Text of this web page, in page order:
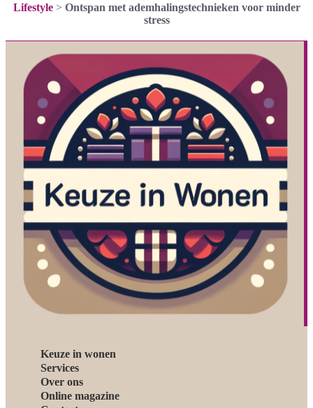
Lifestyle> Ontspan met ademhalingstechnieken voor minder
stress
Keuze in wonen
Services
Over ons
Online magazine